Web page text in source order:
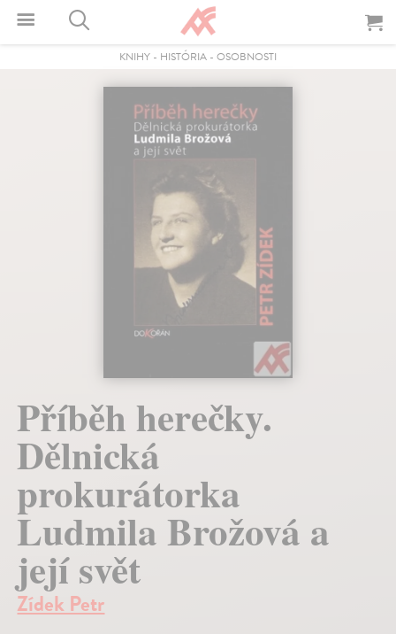
KNIHY - HISTÓRIA - OSOBNOSTI
Příběh herečky.
Dělnická
prokurátorka
Ludmila Brožová a
její svět
Zídek Petr